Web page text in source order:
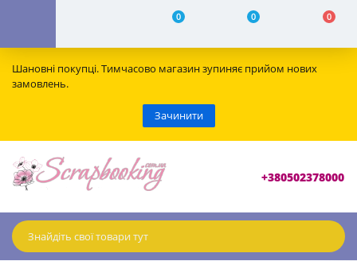
0 0 0
Шановні покупці. Тимчасово магазин зупиняє прийом нових
замовлень.
Зачинити
+380502378000